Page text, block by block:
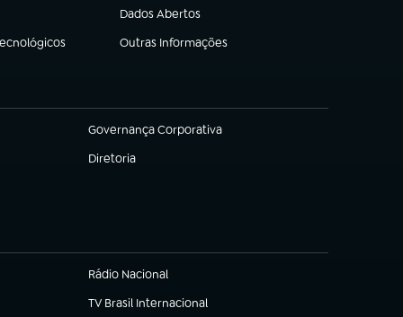
Dados Abertos
(abre em nova aba)
Outras Informações
(abre em nova aba)
Governança Corporativa
(abre em nova aba)
Diretoria
(abre em nova aba)
Rádio Nacional
TV Brasil Internacional
(abre em nova aba)